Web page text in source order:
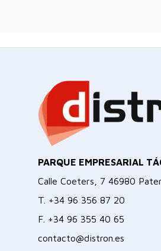
PARQUE EMPRESARIAL
Calle Coeters, 7 46980
T. +34 96 356 87 20
F. +34 96 355 40 65
contacto@distron.es